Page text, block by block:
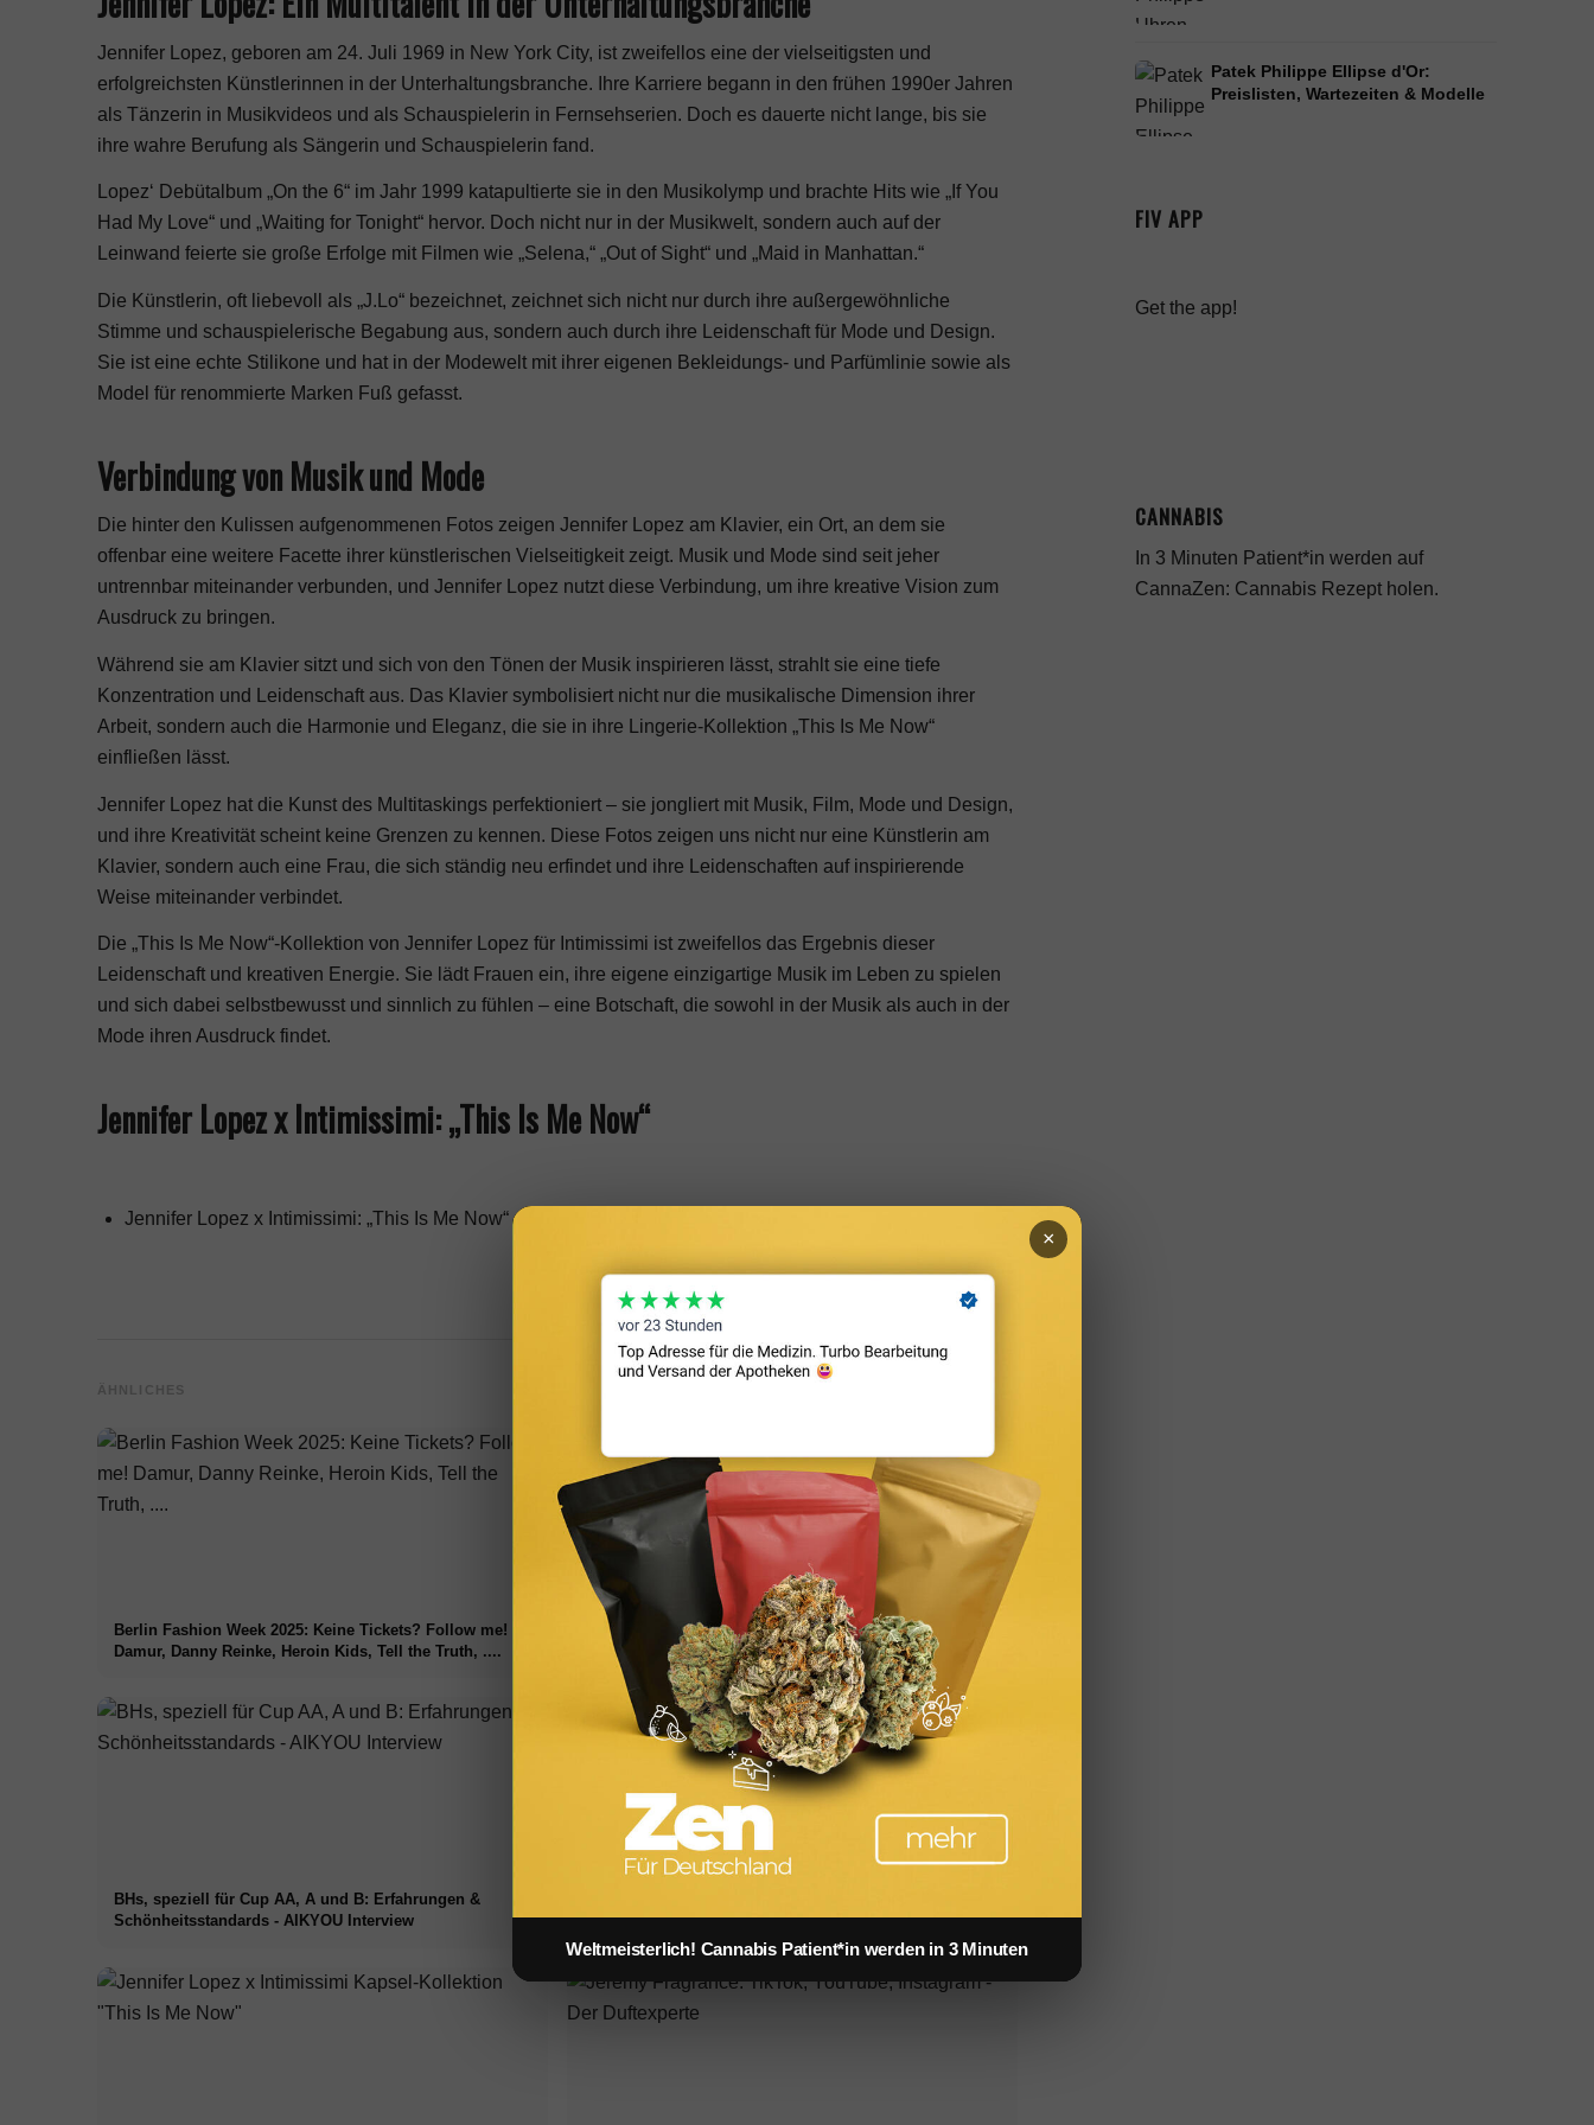
Jennifer Lopez, geboren am 24. Juli 1969 in New York City, ist zweifellos eine der vielseitigsten und
erfolgreichsten Künstlerinnen in der Unterhaltungsbranche. Ihre Karriere begann in den frühen 1990er Jahren
als Tänzerin in Musikvideos und als Schauspielerin in Fernsehserien. Doch es dauerte nicht lange, bis sie
ihre wahre Berufung als Sängerin und Schauspielerin fand.
Lopez‘ Debütalbum „On the 6“ im Jahr 1999 katapultierte sie in den Musikolymp und brachte Hits wie „If You
Had My Love“ und „Waiting for Tonight“ hervor. Doch nicht nur in der Musikwelt, sondern auch auf der
Leinwand feierte sie große Erfolge mit Filmen wie „Selena,“ „Out of Sight“ und „Maid in Manhattan.“
Die Künstlerin, oft liebevoll als „J.Lo“ bezeichnet, zeichnet sich nicht nur durch ihre außergewöhnliche
Stimme und schauspielerische Begabung aus, sondern auch durch ihre Leidenschaft für Mode und Design.
Sie ist eine echte Stilikone und hat in der Modewelt mit ihrer eigenen Bekleidungs- und Parfümlinie sowie als
Model für renommierte Marken Fuß gefasst.
Verbindung von Musik und Mode
Die hinter den Kulissen aufgenommenen Fotos zeigen Jennifer Lopez am Klavier, ein Ort, an dem sie
offenbar eine weitere Facette ihrer künstlerischen Vielseitigkeit zeigt. Musik und Mode sind seit jeher
untrennbar miteinander verbunden, und Jennifer Lopez nutzt diese Verbindung, um ihre kreative Vision zum
Ausdruck zu bringen.
Während sie am Klavier sitzt und sich von den Tönen der Musik inspirieren lässt, strahlt sie eine tiefe
Konzentration und Leidenschaft aus. Das Klavier symbolisiert nicht nur die musikalische Dimension ihrer
Arbeit, sondern auch die Harmonie und Eleganz, die sie in ihre Lingerie-Kollektion „This Is Me Now“
einfließen lässt.
Jennifer Lopez hat die Kunst des Multitaskings perfektioniert – sie jongliert mit Musik, Film, Mode und Design,
und ihre Kreativität scheint keine Grenzen zu kennen. Diese Fotos zeigen uns nicht nur eine Künstlerin am
Klavier, sondern auch eine Frau, die sich ständig neu erfindet und ihre Leidenschaften auf inspirierende
Weise miteinander verbindet.
Die „This Is Me Now“-Kollektion von Jennifer Lopez für Intimissimi ist zweifellos das Ergebnis dieser
Leidenschaft und kreativen Energie. Sie lädt Frauen ein, ihre eigene einzigartige Musik im Leben zu spielen
und sich dabei selbstbewusst und sinnlich zu fühlen – eine Botschaft, die sowohl in der Musik als auch in der
Mode ihren Ausdruck findet.
Jennifer Lopez x Intimissimi: „This Is Me Now“
Jennifer Lopez x Intimissimi: „This Is Me Now“
ÄHNLICHES
Berlin Fashion Week 2025: Keine Tickets? Follow me!
Damur, Danny Reinke, Heroin Kids, Tell the Truth, ....
Kendall Jenner x Calzedonia: Red! Hot! Kendall! Bikini-
Kampagne und Swimwear-Kollektion
BHs, speziell für Cup AA, A und B: Erfahrungen &
Schönheitsstandards - AIKYOU Interview
Collection! + "Oh Tannenbaum" Song
Patek Philippe Ellipse d'Or:
Preislisten, Wartezeiten & Modelle
FIV APP
Get the app!
CANNABIS
In 3 Minuten Patient*in werden auf
CannaZen: Cannabis Rezept holen.
Weltmeisterlich! Cannabis Patient*in werden in 3 Minuten
×